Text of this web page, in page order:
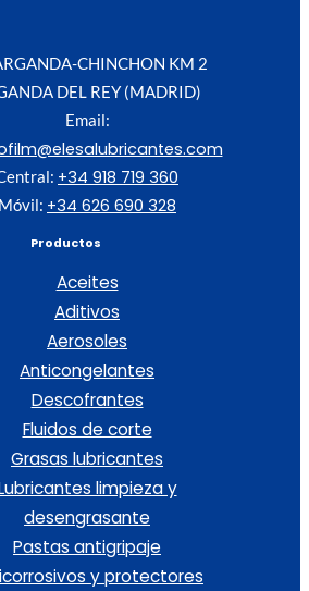
CHINCHON KM 2
DEL REY (MADRID)
Email:
+34 918 719 360
Móvil: +34 626 690 328
Productos
Aceites
Aditivos
Aerosoles
Anticongelantes
Descofrantes
Fluidos de corte
Grasas lubricantes
limpieza y
desengrasante
Pastas antigripaje
y protectores